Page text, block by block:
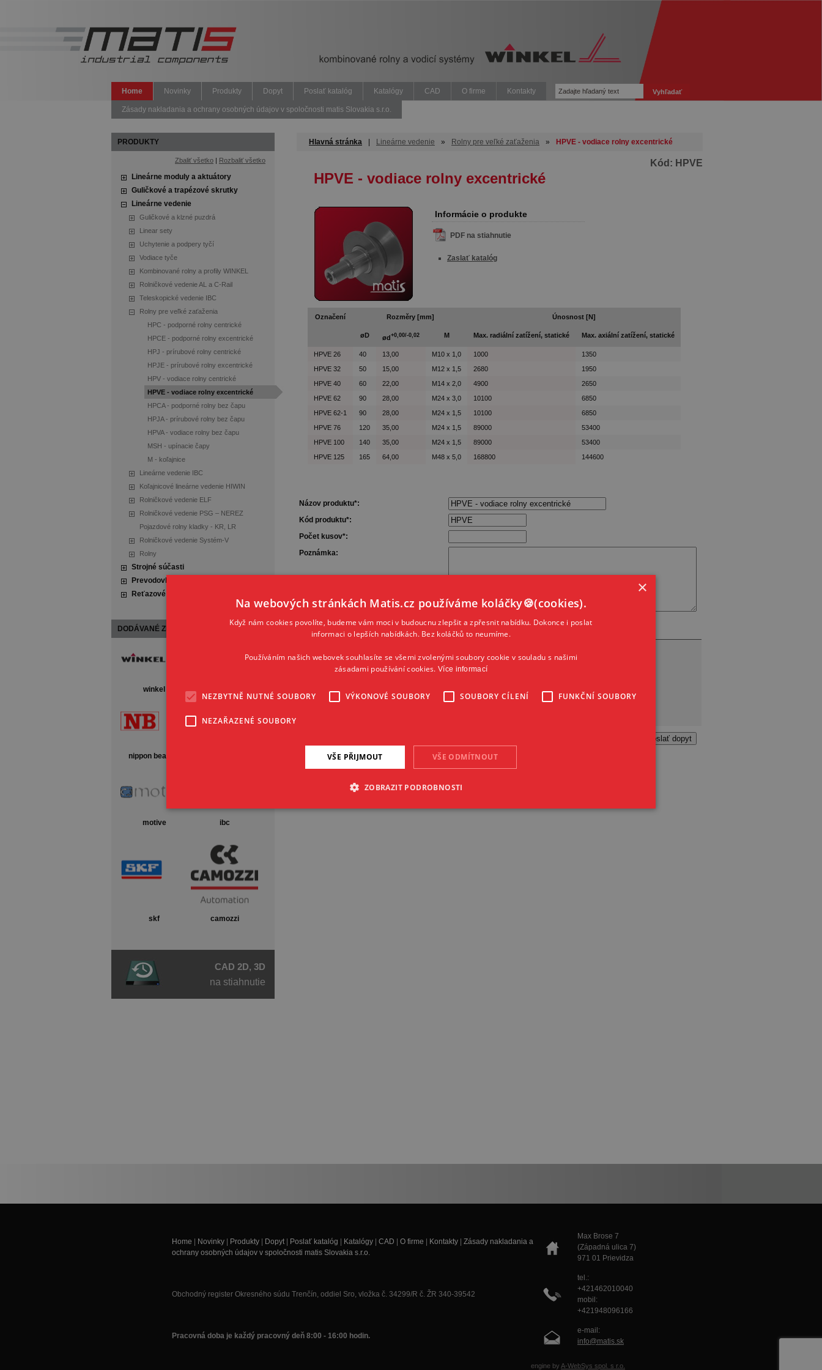
Home Novinky Produkty Dopyt Poslať katalóg Katalógy CAD O firme Kontakty
Zásady nakladania a ochrany osobných údajov v spoločnosti matis Slovakia s.r.o.
PRODUKTY
Zbaliť všetko | Rozbaliť všetko
Lineárne moduly a aktuátory
Guličkové a trapézové skrutky
Lineárne vedenie
Guličkové a klzné puzdrá
Linear sety
Uchytenie a podpery tyčí
Vodiace tyče
Kombinované rolny a profily WINKEL
Rolničkové vedenie AL a C-Rail
Teleskopické vedenie IBC
Rolny pre veľké zaťaženia
HPC - podporné rolny centrické
HPCE - podporné rolny excentrické
HPJ - prírubové rolny centrické
HPJE - prírubové rolny excentrické
HPV - vodiace rolny centrické
HPVE - vodiace rolny excentrické
HPCA - podporné rolny bez čapu
HPJA - prírubové rolny bez čapu
HPVA - vodiace rolny bez čapu
MSH - upínacie čapy
M - koľajnice
Lineárne vedenie IBC
Koľajnicové lineárne vedenie HIWIN
Rolničkové vedenie ELF
Rolničkové vedenie PSG – NEREZ
Pojazdové rolny kladky - KR, LR
Rolničkové vedenie Systém-V
Rolny
Strojné súčasti
Prevodovky a motory
Reťazové a remeňové prevody
Rozbaliť všetko
DODÁVANÉ ZNAČKY
winkel
nippon bearing
motive ibc
skf camozzi
CAD 2D, 3D
na stiahnutie
Hlavná stránka | Lineárne vedenie » Rolny pre veľké zaťaženia » HPVE - vodiace rolny excentrické
Kód: HPVE
HPVE - vodiace rolny excentrické
Informácie o produkte
PDF na stiahnutie
Zaslať katalóg
Označení Rozměry [mm] Únosnost [N]
øD ød+0,00/-0,02 M Max. radiální zatížení, statické Max. axiální zatížení, statické
HPVE 26 40 13,00 M10 x 1,0 1000
1350
HPVE 32
50 15,00 M12 x 1,5 2680
1950
HPVE 40
60 22,00 M14 x 2,0 4900
2650
HPVE 62
90 28,00 M24 x 3,0 10100
6850
HPVE 62-1
90 28,00 M24 x 1,5 10100
6850
HPVE 76
120 35,00 M24 x 1,5 89000
53400
HPVE 100
140 35,00 M24 x 1,5 89000
53400
HPVE 125
165 64,00 M48 x 5,0 168800 144600
Názov produktu*:
Kód produktu*:
Počet kusov*:
Poznámka:
Souhlas se zpracovánímosobních údajů*:
Kontaktné údaje
Názov firmy:
Telefón*:
Home | Novinky | Produkty | Dopyt | Poslať katalóg | Katalógy | CAD | O firme | Kontakty | Zásady nakladania a
ochrany osobných údajov v spoločnosti matis Slovakia s.r.o.
Max Brose 7
(Západná ulica 7)
971 01 Prievidza
Obchodný register Okresného súdu Trenčín, oddiel Sro, vložka č. 34299/R č. ŽR 340-39542
tel.:
+421462010040
mobil:
+421948096166
Pracovná doba je každý pracovný deň 8:00 - 16:00 hodin.
e-mail:
info@matis.sk
engine by A-WebSys spol. s r.o.
×
Na webových stránkách Matis.cz používáme koláčky🍪(cookies).
Když nám cookies povolíte, budeme vám moci v budoucnu zlepšit a zpřesnit nabídku. Dokonce i poslat
informaci o lepších nabídkách. Bez koláčků to neumíme.
Používáním našich webovek souhlasíte se všemi zvolenými soubory cookie v souladu s našimi
zásadami používání cookies.Více informací
NEZBYTNĚ NUTNÉ SOUBORY VÝKONOVÉ SOUBORY SOUBORY CÍLENÍ FUNKČNÍ SOUBORY
NEZAŘAZENÉ SOUBORY
VŠE PŘIJMOUT VŠE ODMÍTNOUT
ZOBRAZIT PODROBNOSTI